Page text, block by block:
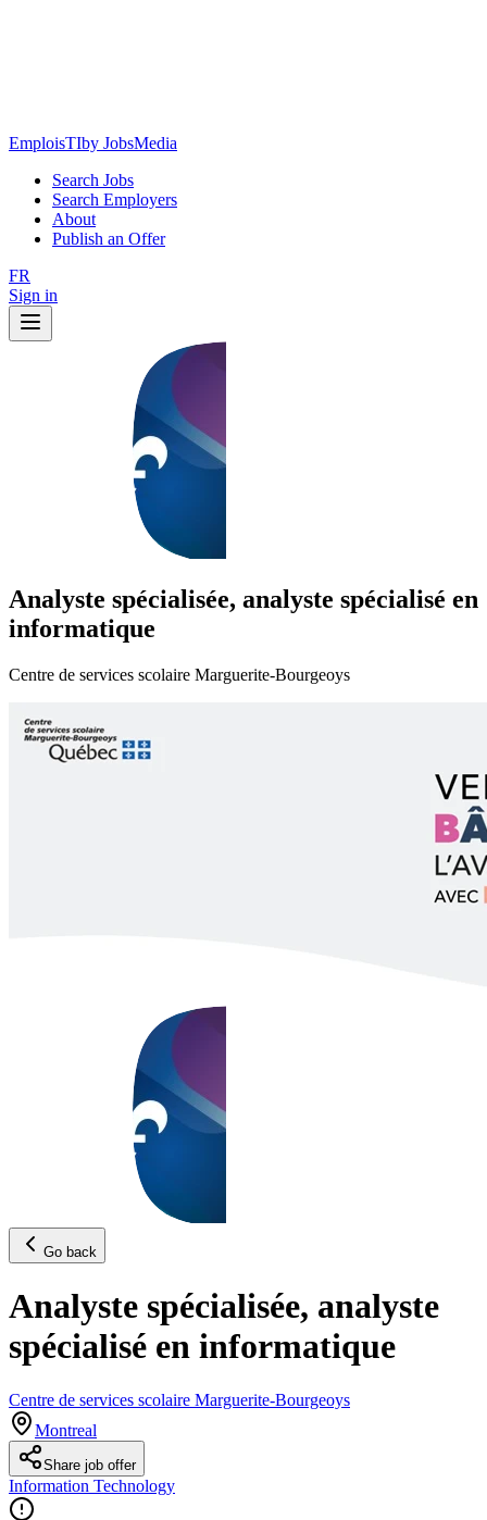
EmploisTIby JobsMedia
Search Jobs
Search Employers
About
Publish an Offer
FR
Sign in
Analyste spécialisée, analyste spécialisé en
informatique
Centre de services scolaire Marguerite-Bourgeoys
Go back
Analyste spécialisée, analyste
spécialisé en informatique
Centre de services scolaire Marguerite-Bourgeoys
Montreal
Share job offer
Information Technology